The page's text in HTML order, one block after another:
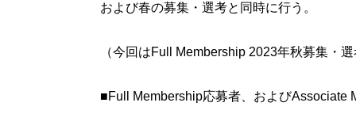
および春の募集・選考と同時に行う。
（今回はFull Membership 2023年秋募集・
■Full Membership応募者、およびAssociate